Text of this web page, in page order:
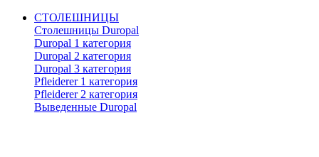
СТОЛЕШНИЦЫ
Столешницы Duropal
Duropal 1 категория
Duropal 2 категория
Duropal 3 категория
Pfleiderer 1 категория
Pfleiderer 2 категория
Выведенные Duropal